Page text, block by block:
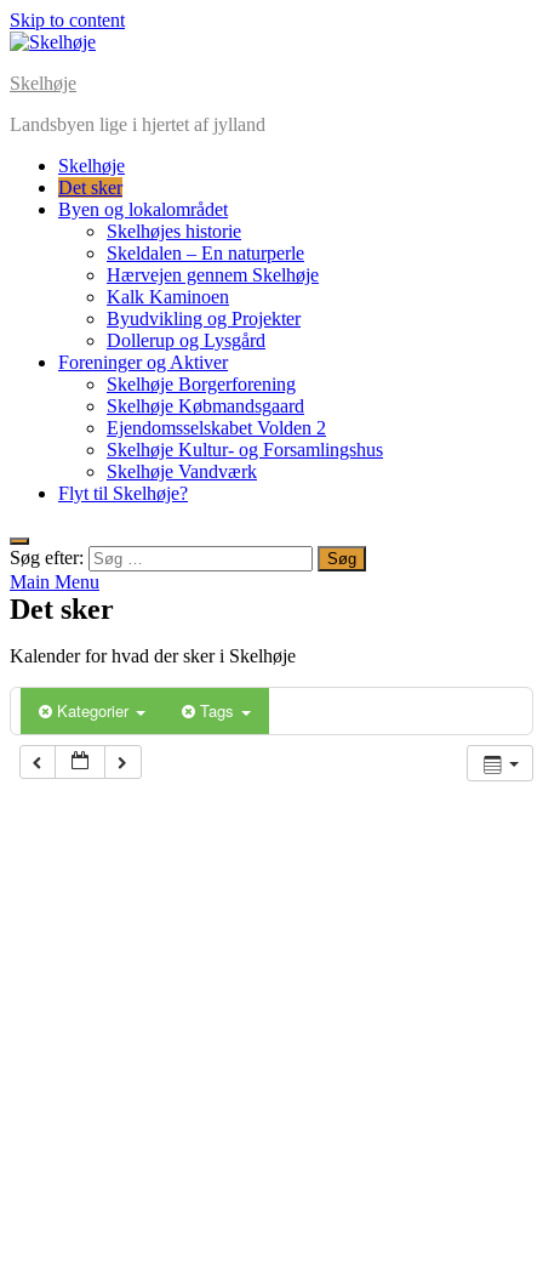
Skip to content
Skelhøje
Landsbyen lige i hjertet af jylland
Skelhøje
Det sker
Byen og lokalområdet
Skelhøjes historie
Skeldalen – En naturperle
Hærvejen gennem Skelhøje
Kalk Kaminoen
Byudvikling og Projekter
Dollerup og Lysgård
Foreninger og Aktiver
Skelhøje Borgerforening
Skelhøje Købmandsgaard
Ejendomsselskabet Volden 2
Skelhøje Kultur- og Forsamlingshus
Skelhøje Vandværk
Flyt til Skelhøje?
Søg efter:
Main Menu
Det sker
Kalender for hvad der sker i Skelhøje
Kategorier Tags